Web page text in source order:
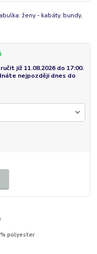
ženy - kabáty, bundy,
již 11.08.2026 do 17:00.
nejpozději dnes do
polyester